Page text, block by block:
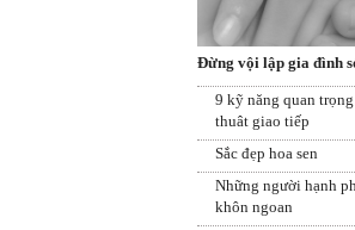
Đừng vội lập gia đình
9 kỹ năng quan
thuât giao tiếp
Sắc đẹp hoa sen
Những người hạnh
khôn ngoan